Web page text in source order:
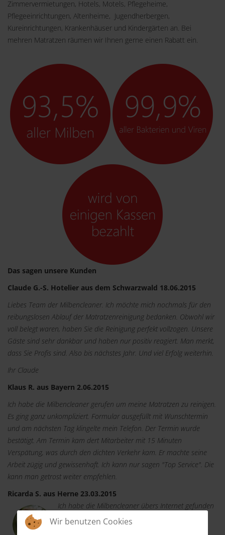
Zimmervermietungen, Hotels, Motels, Pflegeheime,
Pflegeeinrichtungen, Altenheime, Jugendherbergen,
Kureinrichtungen, Krankenhäuser und Kindergärten an. Bei
mehren Matratzen räumen wir Ihnen gerne einen Rabatt ein.
Das sagen unsere Kunden
Claude G.-S. Hotelier aus dem Schwarzwald 18.06.2015
Liebes Team der Milbencleaner. Ich möchte mich nochmals für den
reibungslosen Ablauf der Matratzenreinigung bedanken. Obwohl wir
voll belegt waren, haben Sie die Reinigung perfekt vollzogen. Unsere
Gäste sind sehr dankbar und haben nur positiv reagiert. Man merkt,
dass Sie Profis sind. Also bis nächstes Jahr. Und viel Erfolg weiterhin.
Ihr Claude
Klaus R. aus Bayern 2.06.2015
Ich habe die Milbencleaner gerufen um meine Matratzen zu reinigen.
Es ging ganz unkompliziert. Formular ausgefüllt mit Wunschtermin
und am nächsten Tag klingelte mein Telefon. Der Termin wurde
bestätigt. Am Termin kam dert Mitarbeiter mit 15 Minuten
Verspätung, was durch den dichten Verkehr kam. Er machte seine
Arbeit zügig und gewissenhaft. Ich kann nur sagen "Top Service". Die
kann man getrost weiter empfehlen.
Ricarda S. aus Herne 23.03.2015
Ich habe die Milbencleaner übers Internet gefunden
und dachte "Ich probiere es aus". Per Telefon
Wir benutzen Cookies